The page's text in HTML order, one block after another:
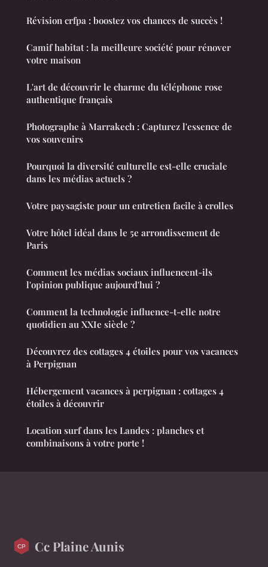
Révision crfpa : boostez vos chances de succès !
Camif habitat : la meilleure société pour rénover
votre maison
L'art de découvrir le charme du téléphone rose
authentique français
Photographe à Marrakech : Capturez l'essence de
vos souvenirs
Pourquoi la diversité culturelle est-elle cruciale
dans les médias actuels ?
Votre paysagiste pour un entretien facile à crolles
Votre hôtel idéal dans le 5e arrondissement de
Paris
Comment les médias sociaux influencent-ils
l'opinion publique aujourd'hui ?
Comment la technologie influence-t-elle notre
quotidien au XXIe siècle ?
Découvrez des cottages 4 étoiles pour vos vacances
à Perpignan
Hébergement vacances à perpignan : cottages 4
étoiles à découvrir
Location surf dans les Landes : planches et
combinaisons à votre porte !
Cc Plaine Aunis